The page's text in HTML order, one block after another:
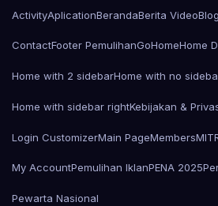
ActivityAplicationBerandaBerita VideoBlog
ContactFooter PemulihanGoHomeHome
Home with 2 sidebarHome with no
Home with sidebar rightKebijakan &
Login CustomizerMain PageMembers
My AccountPemulihan IklanPENA 2025
Pewarta Nasional